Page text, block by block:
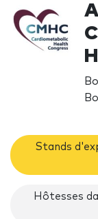
Stands
Hôtesses